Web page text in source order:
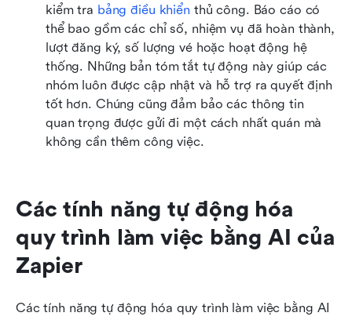
kiểm tra bảng điều khiển thủ công. Báo cáo có
thể bao gồm các chỉ số, nhiệm vụ đã hoàn thành,
lượt đăng ký, số lượng vé hoặc hoạt động hệ
thống. Những bản tóm tắt tự động này giúp các
nhóm luôn được cập nhật và hỗ trợ ra quyết định
tốt hơn. Chúng cũng đảm bảo các thông tin
quan trọng được gửi đi một cách nhất quán mà
không cần thêm công việc.
Các tính năng tự động hóa
quy trình làm việc bằng AI của
Zapier
Các tính năng tự động hóa quy trình làm việc bằng AI